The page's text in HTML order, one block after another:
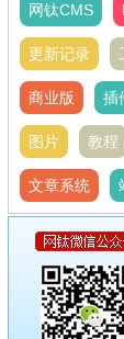
网钛CMS
更新记录
商业版 插
图片 教程
文章系统